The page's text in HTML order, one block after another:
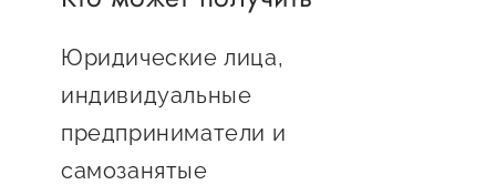
Социальные сети "Мой
Меры поддержки
Навигатор по мерам
Юридические лица,
индивидуальные
предприниматели и
самозанятые